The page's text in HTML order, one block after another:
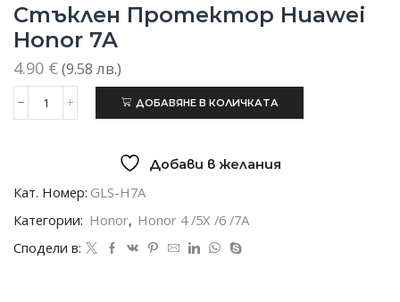
Стъклен Протектор Huawei
Honor 7A
4.90 €(9.58 лв.)
количество
Honor
ДОБАВЯНЕ В КОЛИЧКАТА
Добави в желания
Кат. Номер: GLS-H7A
Категории: Honor, Honor 4 /5X /6 /7A
Сподели в: